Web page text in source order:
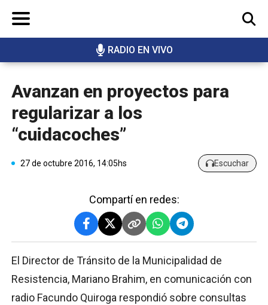
RADIO EN VIVO
BUSCAR
Avanzan en proyectos para
regularizar a los
“cuidacoches”
27 de octubre 2016, 14:05hs Escuchar
Compartí en redes:
El Director de Tránsito de la Municipalidad de
Resistencia, Mariano Brahim, en comunicación con
radio Facundo Quiroga respondió sobre consultas